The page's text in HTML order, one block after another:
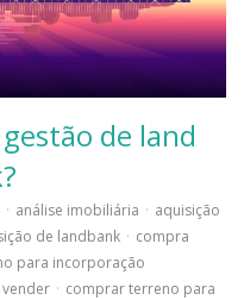
de land
· análise imobiliária · aquisição
de landbank · compra
para incorporação
· comprar terreno para